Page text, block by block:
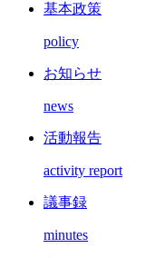
基本政策
policy
お知らせ
news
活動報告
activity report
議事録
minutes